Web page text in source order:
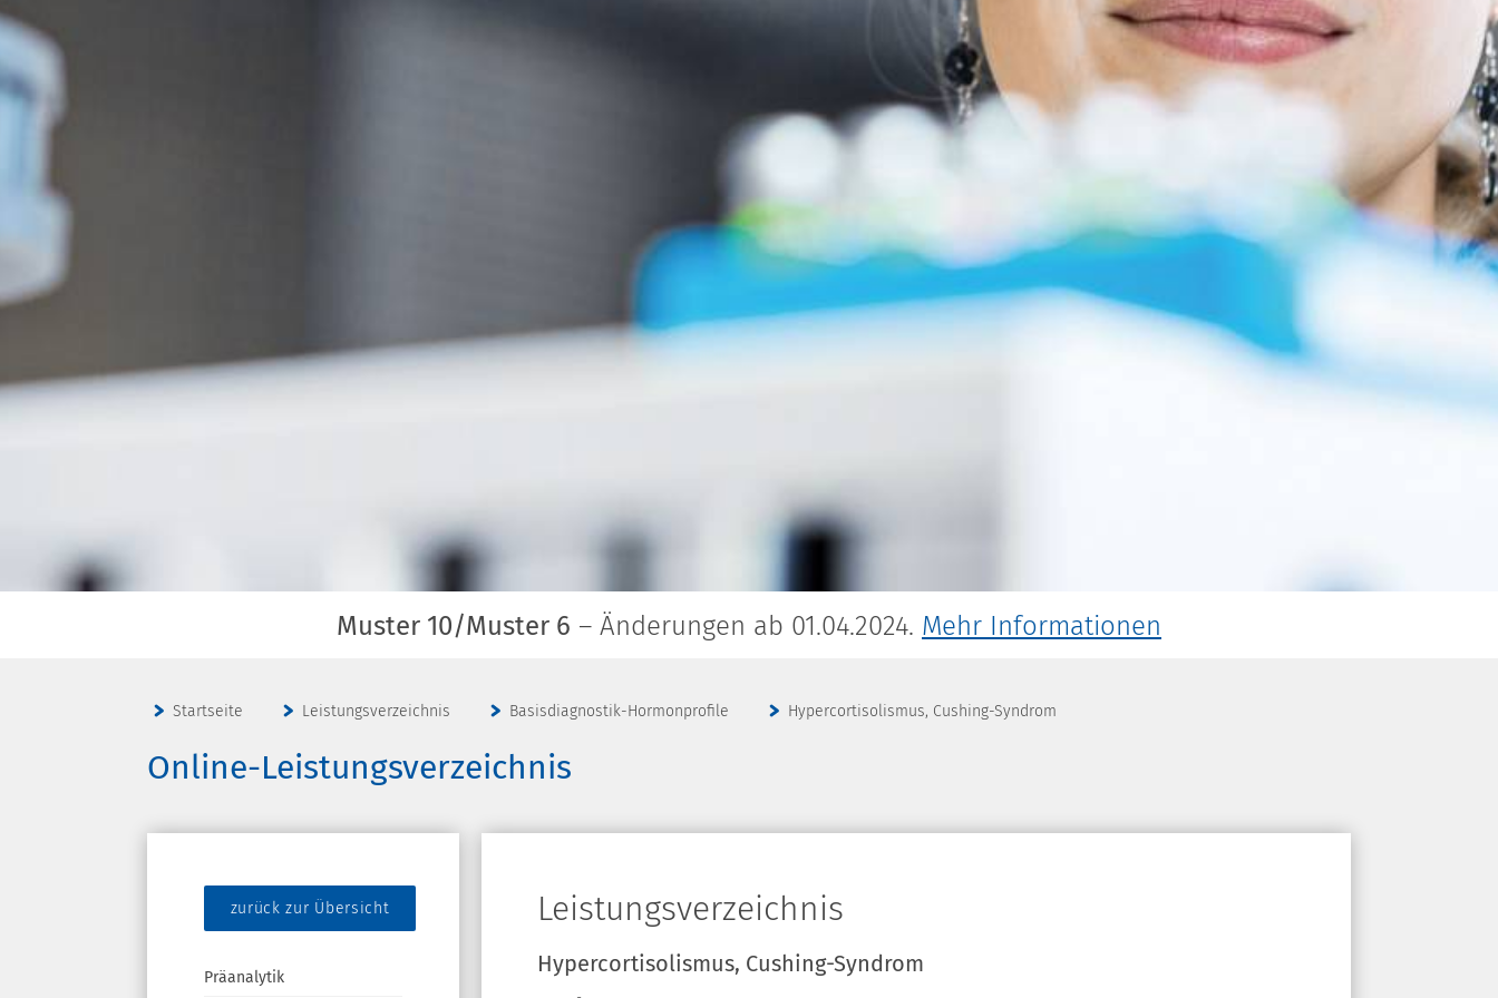
Muster 10/Muster 6 – Änderungen ab 01.04.2024. Mehr Informationen
Startseite Leistungsverzeichnis Basisdiagnostik-Hormonprofile Hypercortisolismus, Cushing-Syndrom
Online-Leistungsverzeichnis
zurück zur Übersicht
Präanalytik
Leistungsverzeichnis
Hypercortisolismus, Cushing-Syndrom